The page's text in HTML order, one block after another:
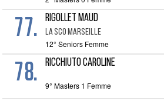
77. RIGOLLET MAUD
LA SCO MARSEILLE
12° Seniors Femme
78. RICCHIUTO CAROLINE
9° Masters 1 Femme